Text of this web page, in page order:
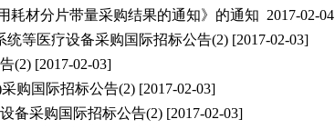
耗材分片带量采购结果的通知》的通知 2017-02-04
等医疗设备采购国际招标公告(2) [2017-02-03]
(2) [2017-02-03]
购国际招标公告(2) [2017-02-03]
备采购国际招标公告(2) [2017-02-03]